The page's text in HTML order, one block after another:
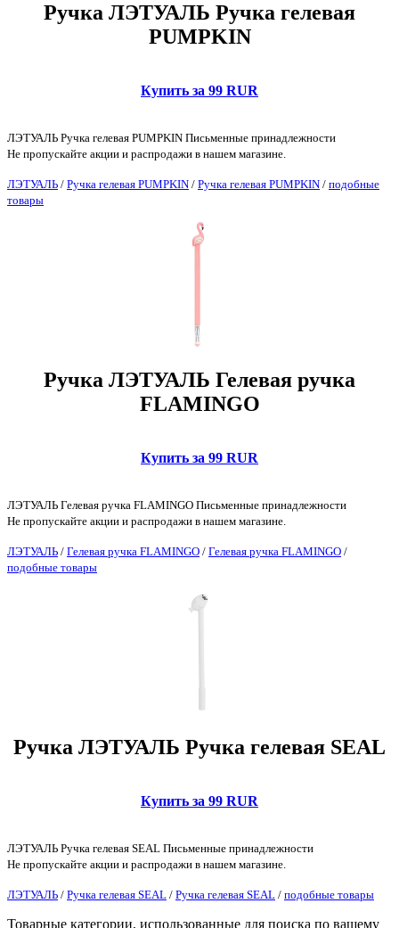
Ручка ЛЭТУАЛЬ Ручка гелевая
PUMPKIN
Купить за 99 RUR
ЛЭТУАЛЬ Ручка гелевая PUMPKIN Письменные принадлежности
Не пропускайте акции и распродажи в нашем магазине.
ЛЭТУАЛЬ / Ручка гелевая PUMPKIN / Ручка гелевая PUMPKIN / подобные
товары
Ручка ЛЭТУАЛЬ Гелевая ручка
FLAMINGO
Купить за 99 RUR
ЛЭТУАЛЬ Гелевая ручка FLAMINGO Письменные принадлежности
Не пропускайте акции и распродажи в нашем магазине.
ЛЭТУАЛЬ / Гелевая ручка FLAMINGO / Гелевая ручка FLAMINGO /
подобные товары
Ручка ЛЭТУАЛЬ Ручка гелевая SEAL
Купить за 99 RUR
ЛЭТУАЛЬ Ручка гелевая SEAL Письменные принадлежности
Не пропускайте акции и распродажи в нашем магазине.
ЛЭТУАЛЬ / Ручка гелевая SEAL / Ручка гелевая SEAL / подобные товары
Товарные категории, использованные для поиска по вашему